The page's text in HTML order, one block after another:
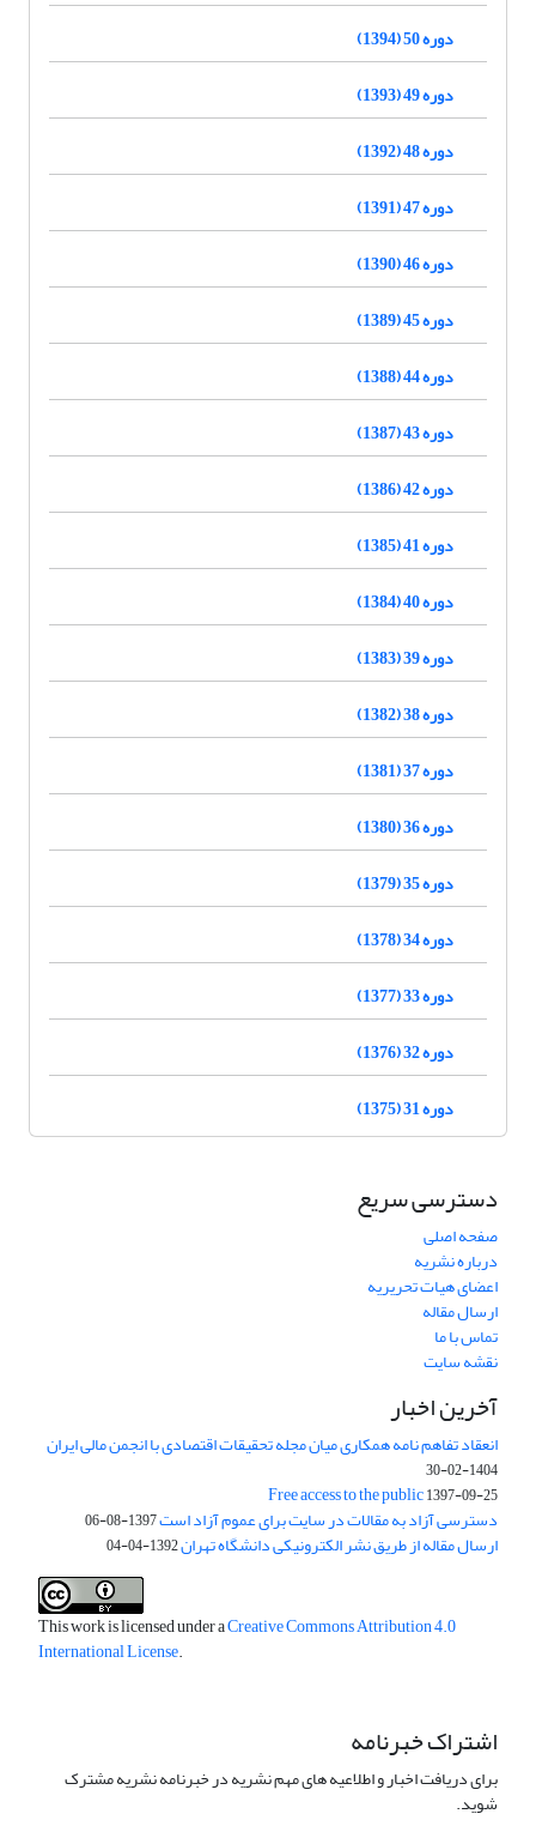
دوره 50 (1394)
دوره 49 (1393)
دوره 48 (1392)
دوره 47 (1391)
دوره 46 (1390)
دوره 45 (1389)
دوره 44 (1388)
دوره 43 (1387)
دوره 42 (1386)
دوره 41 (1385)
دوره 40 (1384)
دوره 39 (1383)
دوره 38 (1382)
دوره 37 (1381)
دوره 36 (1380)
دوره 35 (1379)
دوره 34 (1378)
دوره 33 (1377)
دوره 32 (1376)
دوره 31 (1375)
دسترسی سریع
صفحه اصلی
درباره نشریه
اعضای هیات تحریریه
ارسال مقاله
تماس با ما
نقشه سایت
آخرین اخبار
انعقاد تفاهم نامه همکاری میان مجله تحقیقات اقتصادی با انجمن مالی ایران
1404-02-30
Free access to the public1397-09-25
دسترسی آزاد به مقالات در سایت برای عموم آزاد است1397-08-06
ارسال مقاله از طریق نشر الکترونیکی دانشگاه تهران1392-04-04
This work is licensed under aCreative Commons Attribution 4.0
International License.
اشتراک خبرنامه
برای دریافت اخبار و اطلاعیه های مهم نشریه در خبرنامه نشریه مشترک
شوید.